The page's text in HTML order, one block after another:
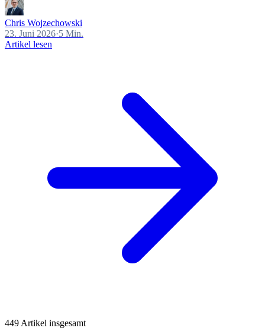
Chris Wojzechowski
23. Juni 2026·5 Min.
Artikel lesen
449 Artikel insgesamt